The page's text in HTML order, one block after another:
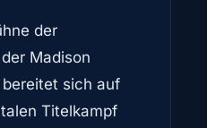
der
Madison
bereitet sich auf
Titelkampf